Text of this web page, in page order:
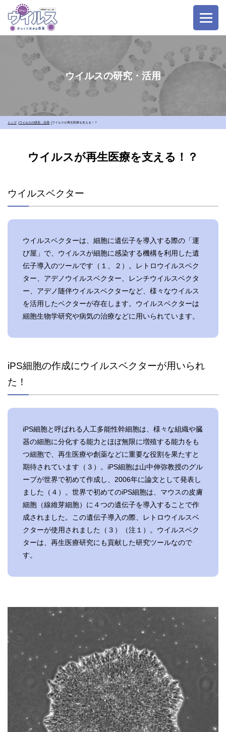
ウイルスの研究・活用
トップ ウイルスの研究・活用 ウイルスが再生医療を支える！？
ウイルスが再生医療を支える！？
ウイルスベクター
ウイルスベクターは、細胞に遺伝子を導入する際の「運
び屋」で、ウイルスが細胞に感染する機構を利用した遺
伝子導入のツールです（１、２）。レトロウイルスベク
ター、アデノウイルスベクター、レンチウイルスベクタ
ー、アデノ随伴ウイルスベクターなど、様々なウイルス
を活用したベクターが存在します。ウイルスベクターは
細胞生物学研究や病気の治療などに用いられています。
iPS細胞の作成にウイルスベクターが用いられ
た！
iPS細胞と呼ばれる人工多能性幹細胞は、様々な組織や臓
器の細胞に分化する能力とほぼ無限に増殖する能力をも
つ細胞で、再生医療や創薬などに重要な役割を果たすと
期待されています（３）。iPS細胞は山中伸弥教授のグル
ープが世界で初めて作成し、2006年に論文として発表し
ました（４）。世界で初めてのiPS細胞は、マウスの皮膚
細胞（線維芽細胞）に４つの遺伝子を導入することで作
成されました。この遺伝子導入の際、レトロウイルスベ
クターが使用されました（３）（注１）。ウイルスベク
ターは、再生医療研究にも貢献した研究ツールなので
す。